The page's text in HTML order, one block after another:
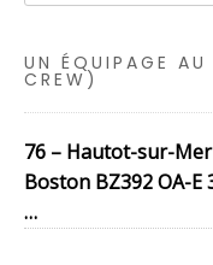
UN ÉQUIPAGE
CREW)
76 – Hautot-sur-
Boston BZ392 OA-E
…